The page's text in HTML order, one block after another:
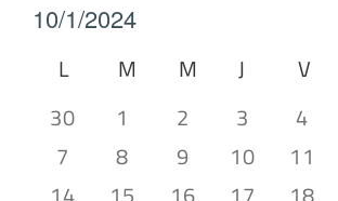
10/1/2024
date.
Calendrier
de
Évènements
L LUNDI
M MARDI
M MERCREDI
J JEUDIV
0
évènements
30
0
évènements
1
0
évènements
2
0
3
0
4
0
évènements
7
0
évènements
8
0
évènements
9
0
10
0
11
0
0
0
0
0